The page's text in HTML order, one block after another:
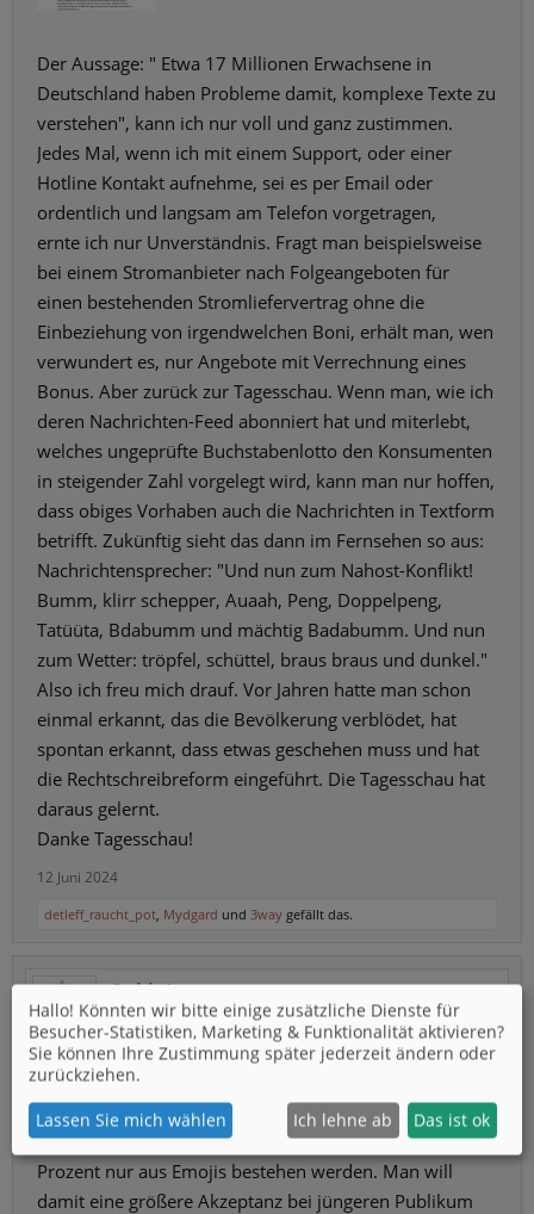
Der Aussage: " Etwa 17 Millionen Erwachsene in
Deutschland haben Probleme damit, komplexe Texte zu
verstehen", kann ich nur voll und ganz zustimmen.
Jedes Mal, wenn ich mit einem Support, oder einer
Hotline Kontakt aufnehme, sei es per Email oder
ordentlich und langsam am Telefon vorgetragen,
ernte ich nur Unverständnis. Fragt man beispielsweise
bei einem Stromanbieter nach Folgeangeboten für
einen bestehenden Stromliefervertrag ohne die
Einbeziehung von irgendwelchen Boni, erhält man, wen
verwundert es, nur Angebote mit Verrechnung eines
Bonus. Aber zurück zur Tagesschau. Wenn man, wie ich
deren Nachrichten-Feed abonniert hat und miterlebt,
welches ungeprüfte Buchstabenlotto den Konsumenten
in steigender Zahl vorgelegt wird, kann man nur hoffen,
dass obiges Vorhaben auch die Nachrichten in Textform
betrifft. Zukünftig sieht das dann im Fernsehen so aus:
Nachrichtensprecher: "Und nun zum Nahost-Konflikt!
Bumm, klirr schepper, Auaah, Peng, Doppelpeng,
Tatüüta, Bdabumm und mächtig Badabumm. Und nun
zum Wetter: tröpfel, schüttel, braus braus und dunkel."
Also ich freu mich drauf. Vor Jahren hatte man schon
einmal erkannt, das die Bevölkerung verblödet, hat
spontan erkannt, dass etwas geschehen muss und hat
die Rechtschreibreform eingeführt. Die Tagesschau hat
daraus gelernt.
Danke Tagesschau!
12 Juni 2024
detleff_raucht_pot, Mydgard und 3way gefällt das.
Qubit4
Auf der Suche nach irdischer Intelligenz
Premium Trusted User
Nachtrag:
Gerade erfahre ich, dass man wirklich mit der Zeit geht
und auch Nachrichten ausstrahlen wird, die zu hundert
Prozent nur aus Emojis bestehen werden. Man will
damit eine größere Akzeptanz bei jüngeren Publikum
Hallo! Könnten wir bitte einige zusätzliche Dienste für
Besucher-Statistiken, Marketing & Funktionalität aktivieren?
Sie können Ihre Zustimmung später jederzeit ändern oder
zurückziehen.
Lassen Sie mich wählen Ich lehne ab Das ist ok